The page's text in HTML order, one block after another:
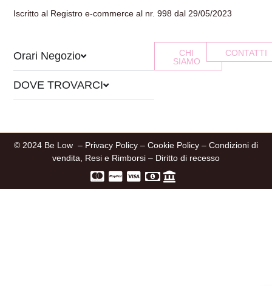
Iscritto al Registro e-commerce al nr. 998 dal 29/05/2023
Orari Negozio
DOVE TROVARCI
CHI
SIAMO
CONTATTI
© 2024 Be Low – Privacy Policy – Cookie Policy – Condizioni di
vendita, Resi e Rimborsi – Diritto di recesso